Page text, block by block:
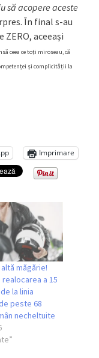
să acopere aceste
În final s-au
aceeași
ceea ce toți miroseau, că
și complicității la
Imprimare
măgărie!
realocarea a 15
la linia
peste 68
necheltuite